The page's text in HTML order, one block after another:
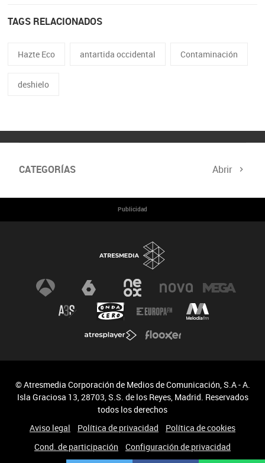
TAGS RELACIONADOS
Hazte Eco antartida occidental Contaminación
deshielo
CATEGORÍAS Abrir
Cumbre del Clima Programa Hazte Eco
Publicidad
© Atresmedia Corporación de Medios de Comunicación, S.A - A.
Isla Graciosa 13, 28703, S.S. de los Reyes, Madrid. Reservados
todos los derechos
Aviso legal
Política de privacidad
Política de cookies
Cond. de participación
Configuración de privacidad